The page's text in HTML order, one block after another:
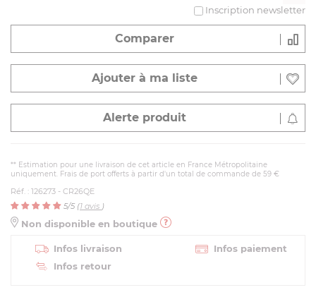
Inscription newsletter
Comparer
Ajouter à ma liste
Alerte produit
** Estimation pour une livraison de cet article en France Métropolitaine
uniquement. Frais de port offerts à partir d'un total de commande de 59 €
Réf. : 126273 - CR26QE
5/5 (1 avis )
Non disponible en boutique
Infos livraison
Infos paiement
Infos retour